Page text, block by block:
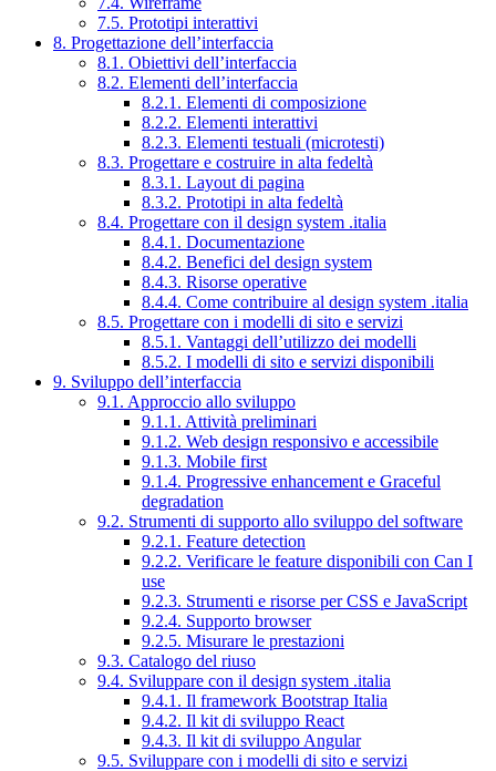
7.5. Prototipi interattivi
8. Progettazione dell’interfaccia
8.1. Obiettivi dell’interfaccia
8.2. Elementi dell’interfaccia
8.2.1. Elementi di composizione
8.2.2. Elementi interattivi
8.2.3. Elementi testuali (microtesti)
8.3. Progettare e costruire in alta fedeltà
8.3.1. Layout di pagina
8.3.2. Prototipi in alta fedeltà
8.4. Progettare con il design system .italia
8.4.1. Documentazione
8.4.2. Benefici del design system
8.4.3. Risorse operative
8.4.4. Come contribuire al design system .italia
8.5. Progettare con i modelli di sito e servizi
8.5.1. Vantaggi dell’utilizzo dei modelli
8.5.2. I modelli di sito e servizi disponibili
9. Sviluppo dell’interfaccia
9.1. Approccio allo sviluppo
9.1.1. Attività preliminari
9.1.2. Web design responsivo e accessibile
9.1.3. Mobile first
9.1.4. Progressive enhancement e Graceful
degradation
9.2. Strumenti di supporto allo sviluppo del software
9.2.1. Feature detection
9.2.2. Verificare le feature disponibili con Can I
use
9.2.3. Strumenti e risorse per CSS e JavaScript
9.2.4. Supporto browser
9.2.5. Misurare le prestazioni
9.3. Catalogo del riuso
9.4. Sviluppare con il design system .italia
9.4.1. Il framework Bootstrap Italia
9.4.2. Il kit di sviluppo React
9.4.3. Il kit di sviluppo Angular
9.5. Sviluppare con i modelli di sito e servizi